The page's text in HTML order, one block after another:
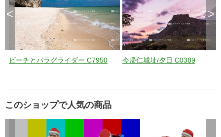
ビーチとパラグライダー C7950 今帰仁城址/夕日 C0389
< >
このショップで人気の商品